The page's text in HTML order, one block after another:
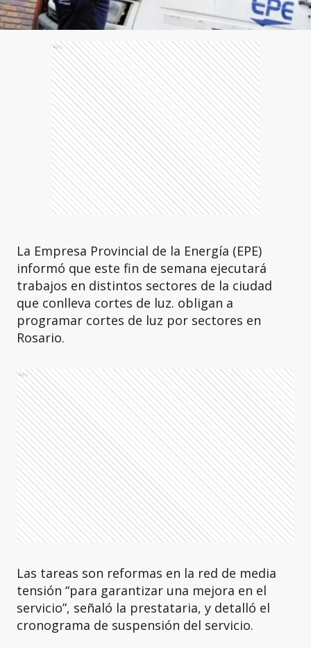
Ads
La Empresa Provincial de la Energía (EPE)
informó que este fin de semana ejecutará
trabajos en distintos sectores de la ciudad
que conlleva cortes de luz. obligan a
programar cortes de luz por sectores en
Rosario.
Ads
Las tareas son reformas en la red de media
tensión “para garantizar una mejora en el
servicio”, señaló la prestataria, y detalló el
cronograma de suspensión del servicio.